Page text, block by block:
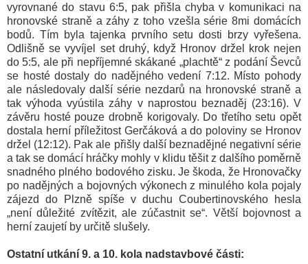
vyrovnané do stavu 6:5, pak přišla chyba v komunikaci na
hronovské straně a záhy z toho vzešla série 8mi domácích
bodů. Tím byla tajenka prvního setu dosti brzy vyřešena.
Odlišně se vyvíjel set druhý, když Hronov držel krok nejen
do 5:5, ale při nepříjemné skákané „plachtě“ z podání Ševců
se hosté dostaly do nadějného vedení 7:12. Místo pohody
ale následovaly další série nezdarů na hronovské straně a
tak výhoda vyústila záhy v naprostou beznaděj (23:16). V
závěru hosté pouze drobně korigovaly. Do třetího setu opět
dostala herní příležitost Gerčáková a do poloviny se Hronov
držel (12:12). Pak ale přišly další beznadějné negativní série
a tak se domácí hráčky mohly v klidu těšit z dalšího poměrně
snadného plného bodového zisku. Je škoda, že Hronovačky
po nadějných a bojovných výkonech z minulého kola pojaly
zájezd do Plzně spíše v duchu Coubertinovského hesla
„není důležité zvítězit, ale zúčastnit se“. Větší bojovnost a
herní zaujetí by určitě slušely.
Ostatní utkání 9. a 10. kola nadstavbové části: